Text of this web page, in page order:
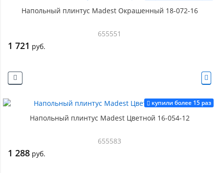
Напольный плинтус Madest Окрашенный 18-072-16
655551
1 721 руб.
купили более 15 раз
Напольный плинтус Madest Цветной 16-054-12
655583
1 288 руб.